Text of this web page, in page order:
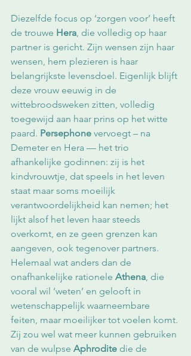
Diezelfde focus op ‘zorgen voor’ heeft
de trouwe Hera, die volledig op haar
partner is gericht. Zijn wensen zijn haar
wensen, hem plezieren is haar
belangrijkste levensdoel. Eigenlijk blijft
deze vrouw eeuwig in de
wittebroodsweken zitten, volledig
toegewijd aan haar prins op het witte
paard. Persephone vervoegt – na
Demeter en Hera — het trio
afhankelijke godinnen: zij is het
kindvrouwtje, dat speels in het leven
staat maar soms moeilijk
verantwoordelijkheid kan nemen; het
lijkt alsof het leven haar steeds
overkomt, en ze geen grenzen kan
aangeven, ook tegenover partners.
Helemaal wat anders dan de
onafhankelijke rationele Athena, die
vooral wil ‘weten’ en gelooft in
wetenschappelijk waarneembare
feiten, maar moeilijker tot voelen komt.
Zij zou wel wat meer kunnen gebruiken
van de wulpse Aphrodite die de